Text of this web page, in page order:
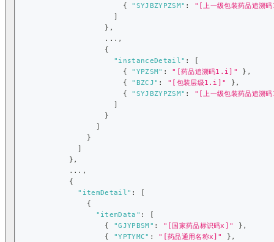
{
"SYJBZYPZSM" :
"[上一级包装药品追溯
} ,
                    ...
,
{
"instanceDetail" :
{
"YPZSM" : "[药品追溯码1.i]" } ,
{
"BZCJ" : "[包装层级1.i]" } ,
{
"SYJBZYPZSM" :
"[上一级包装药品追
}
}
} ,
            ...
,
{
"itemDetail" :
{
"itemData" :
{
"GJYPBSM" : "[国家药品标识码x]" } ,
{
"YPTYMC" : "[药品通用名称x]" } ,